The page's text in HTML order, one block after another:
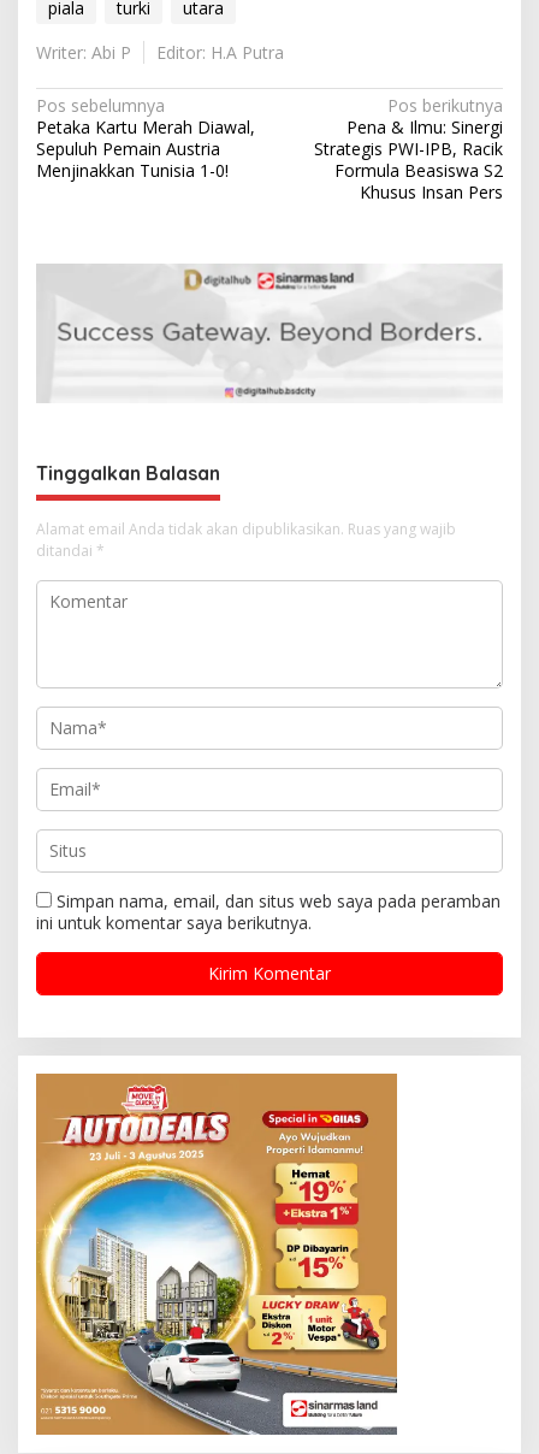
piala turki
utara
Writer: Abi P
Editor: H.A Putra
N
a
v
o
Pos sebelumnya
Petaka Kartu Merah Diawal,
Sepuluh Pemain Austria
Menjinakkan Tunisia 1-0!
Pos berikutnya
Pena & Ilmu: Sinergi
Strategis PWI-IPB, Racik
Formula Beasiswa S2
Khusus Insan Pers
Tinggalkan Balasan
Alamat email Anda tidak akan dipublikasikan. Ruas yang wajib
ditandai *
Simpan nama, email, dan situs web saya pada peramban
ini untuk komentar saya berikutnya.